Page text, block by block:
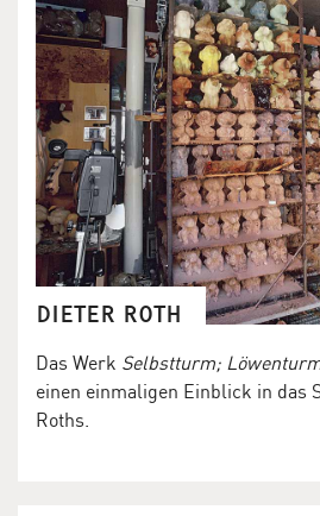
DIETER ROTH
Das Werk Selbstturm;
einen einmaligen Einblick in das
Roths.